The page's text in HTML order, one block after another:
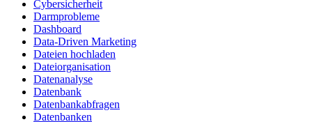
Cybersicherheit
Darmprobleme
Dashboard
Data-Driven Marketing
Dateien hochladen
Dateiorganisation
Datenanalyse
Datenbank
Datenbankabfragen
Datenbanken